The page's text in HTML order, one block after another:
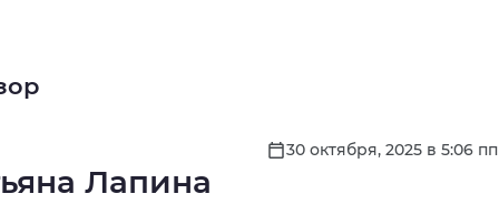
30 октября, 2025 в 5:06 пп
Лапина